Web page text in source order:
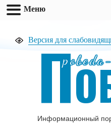
Версия для
П
Информационный
Меню